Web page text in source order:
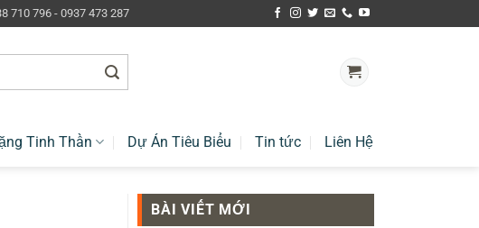
710 796 - 0937 473 287
Tinh Thần Dự Án Tiêu Biểu Tin tức Liên Hệ
BÀI VIẾT MỚI